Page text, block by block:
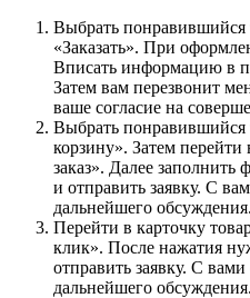
Выбрать понравившийся
«Заказать». При
Вписать информацию в
Затем вам перезвонит
ваше согласие на
Выбрать понравившийся
корзину». Затем
заказ». Далее
и отправить заявку. С
дальнейшего обсуждения.
Перейти в карточку
клик». После нажатия
отправить заявку. С
дальнейшего обсуждения.